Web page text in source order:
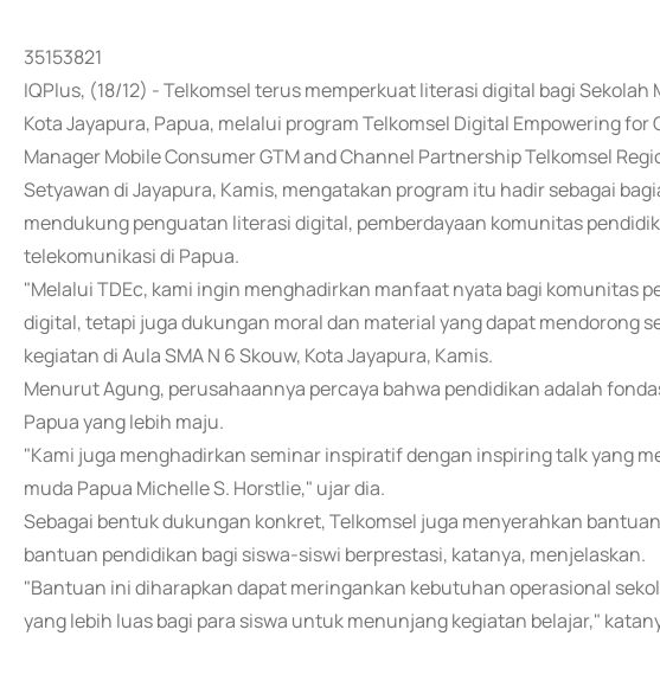
35153821
IQPlus, (18/12) - Telkomsel terus memperkuat literasi digital bagi Sekolah
Kota Jayapura, Papua, melalui program Telkomsel Digital Empowering for
Manager Mobile Consumer GTM and Channel Partnership Telkomsel
Setyawan di Jayapura, Kamis, mengatakan program itu hadir sebagai
mendukung penguatan literasi digital, pemberdayaan komunitas
telekomunikasi di Papua.
"Melalui TDEc, kami ingin menghadirkan manfaat nyata bagi komunitas
digital, tetapi juga dukungan moral dan material yang dapat mendorong
kegiatan di Aula SMA N 6 Skouw, Kota Jayapura, Kamis.
Menurut Agung, perusahaannya percaya bahwa pendidikan adalah
Papua yang lebih maju.
"Kami juga menghadirkan seminar inspiratif dengan inspiring talk yang
muda Papua Michelle S. Horstlie," ujar dia.
Sebagai bentuk dukungan konkret, Telkomsel juga menyerahkan
bantuan pendidikan bagi siswa-siswi berprestasi, katanya, menjelaskan.
"Bantuan ini diharapkan dapat meringankan kebutuhan operasional
yang lebih luas bagi para siswa untuk menunjang kegiatan belajar,"